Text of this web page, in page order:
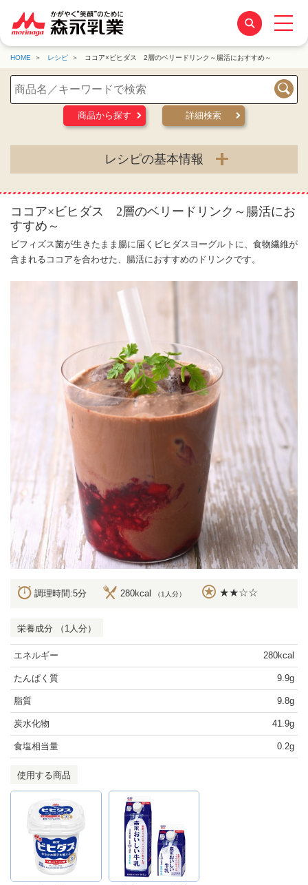
HOME レシピ ココア×ビヒダス 2層のベリードリンク～腸活におすすめ～
検索
商品から探す
詳細検索
レシピの基本情報
ココア×ビヒダス 2層のベリードリンク～腸活にお
すすめ～
ビフィズス菌が生きたまま腸に届くビヒダスヨーグルトに、食物繊維が
含まれるココアを合わせた、腸活におすすめのドリンクです。
調理時間:5分 280kcal （1人分） ★★☆☆
栄養成分 （1人分）
エネルギー 280kcal
たんぱく質 9.9g
脂質 9.8g
炭水化物 41.9g
食塩相当量 0.2g
使用する商品